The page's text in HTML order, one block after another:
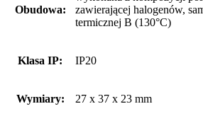
Obudowa:
zawierającej halogenów,
termicznej B (130°C)
Klasa IP: IP20
Wymiary: 27 x 37 x 23 mm